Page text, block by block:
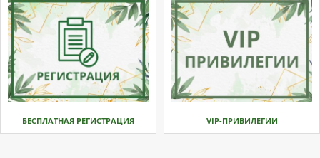
БЕСПЛАТНАЯ РЕГИСТРАЦИЯ VIP-ПРИВИЛЕГИИ